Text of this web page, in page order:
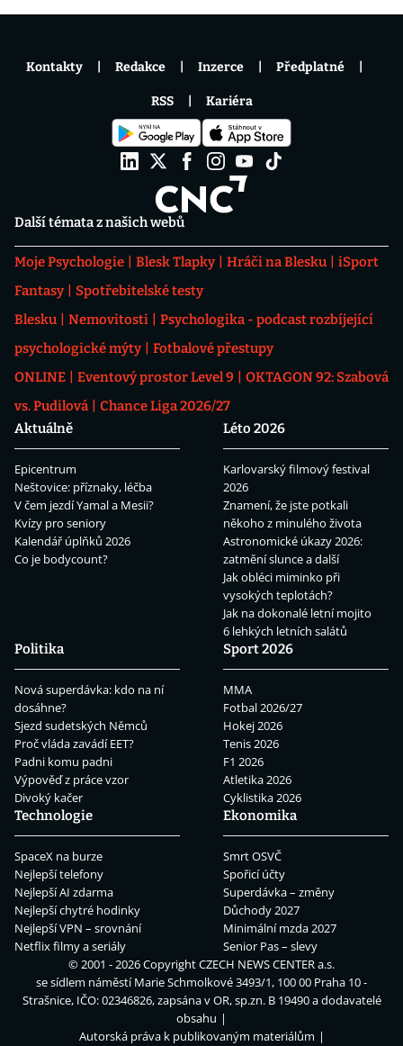
Další témata z našich webů
Moje Psychologie Blesk Tlapky Hráči na Blesku
iSport
Fantasy
Spotřebitelské testy
Blesku
Nemovitosti
Psychologika - podcast rozbíjející
psychologické mýty
Fotbalové přestupy
ONLINE
Eventový prostor Level 9
OKTAGON 92: Szabová
vs. Pudilová
Chance Liga 2026/27
Aktuálně
Epicentrum
Neštovice: příznaky, léčba
V čem jezdí Yamal a Mesii?
Kvízy pro seniory
Kalendář úplňků 2026
Co je bodycount?
Léto 2026
Karlovarský filmový festival
2026
Znamení, že jste potkali
někoho z minulého života
Astronomické úkazy 2026:
zatmění slunce a další
Jak obléci miminko při
vysokých teplotách?
Jak na dokonalé letní mojito
6 lehkých letních salátů
Politika
Nová superdávka: kdo na ní
dosáhne?
Sjezd sudetských Němců
Proč vláda zavádí EET?
Padni komu padni
Výpověď z práce vzor
Divoký kačer
Sport 2026
MMA
Fotbal 2026/27
Hokej 2026
Tenis 2026
F1 2026
Atletika 2026
Cyklistika 2026
Technologie
SpaceX na burze
Nejlepší telefony
Nejlepší AI zdarma
Nejlepší chytré hodinky
Nejlepší VPN – srovnání
Netflix filmy a seriály
Ekonomika
Smrt OSVČ
Spořicí účty
Superdávka – změny
Důchody 2027
Minimální mzda 2027
Senior Pas – slevy
Kontakty Redakce Inzerce Předplatné
RSS Kariéra
© 2001 - 2026 CopyrightCZECH NEWS CENTER a.s.
se sídlem náměstí Marie Schmolkové 3493/1, 100 00 Praha 10 -
Strašnice, IČO: 02346826, zapsána v OR, sp.zn. B 19490 a dodavatelé
obsahu
Autorská práva k publikovaným materiálům